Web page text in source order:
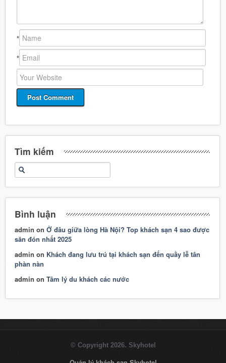
*
*
Tìm kiếm
Bình luận
admin onỞ đâu giữa lòng Hà Nội? Top khách sạn 4 sao được
săn đón nhất 2025
admin on Khách đang lưu trú tại khách sạn đến quầy lễ tân
phàn nàn
admin onTâm lý du khách các nước
© Copyright 2026. Skyhotel